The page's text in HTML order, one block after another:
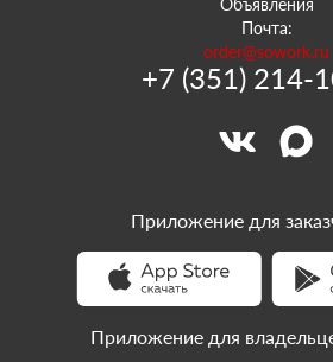
Объявления
Почта:
order@sowork.ru
+7 (351) 214-
Приложение для
Приложение для